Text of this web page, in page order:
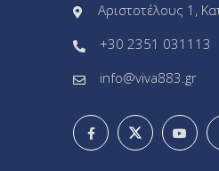
Αριστοτέλους 1,
+30 2351 031113
info@viva883.gr